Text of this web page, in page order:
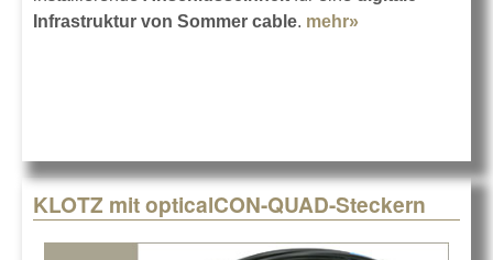
Infrastruktur von Sommer cable. mehr»
KLOTZ mit opticalCON-QUAD-Steckern